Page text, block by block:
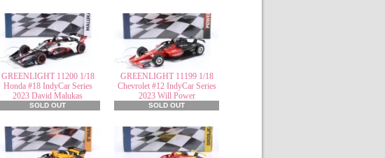
GREENLIGHT 11200 1/18
Honda #18 IndyCar Series
2023 David Malukas
SOLD OUT
GREENLIGHT 11199 1/18
Chevrolet #12 IndyCar Series
2023 Will Power
SOLD OUT